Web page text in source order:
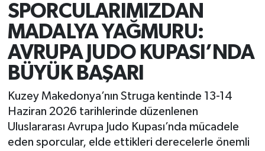
SPORCULARIMIZDAN
MADALYA YAĞMURU:
AVRUPA JUDO KUPASI’NDA
BÜYÜK BAŞARI
Kuzey Makedonya’nın Struga kentinde 13-14
Haziran 2026 tarihlerinde düzenlenen
Uluslararası Avrupa Judo Kupası’nda mücadele
eden sporcular, elde ettikleri derecelerle önemli
Ekonomi
Foto Galeri
Gündem
Kültür Sanat
Sağlık
Trafik Durumu
Süper Lig Puan Durumu ve Fikstür
Tüm Manşetler
Son Dakika Haberleri
Haber Arşivi